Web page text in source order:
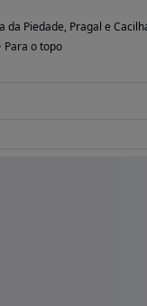
da Piedade, Pragal e
Para o topo